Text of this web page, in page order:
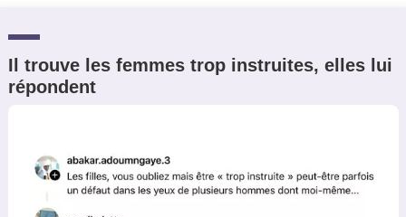
Il trouve les femmes trop instruites, elles lui
répondent